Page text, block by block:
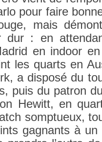
pour faire
mais
dur : en
en in­door
les quarts en
a dis­posé du
puis du pat­ron
Hewitt, en
somptueux,
gag­nants à